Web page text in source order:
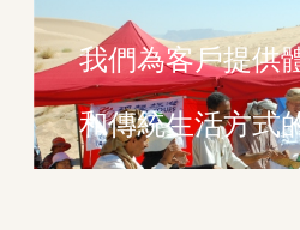
我們為客戶提供
和傳統生活方式